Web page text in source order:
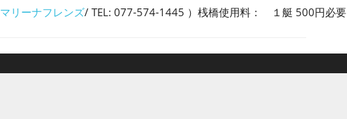
マリーナフレンズ/ TEL: 077-574-1445 ）桟橋使用料： １艇 500円必要